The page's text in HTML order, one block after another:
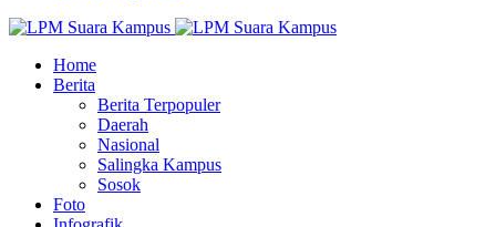
Home
Berita
Berita Terpopuler
Daerah
Nasional
Salingka Kampus
Sosok
Foto